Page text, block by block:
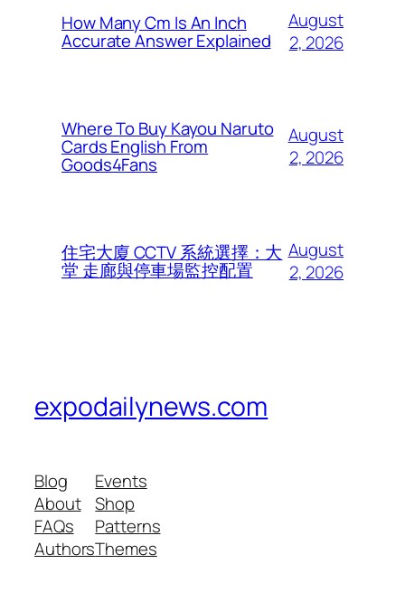
How Many Cm Is An Inch
Accurate Answer Explained
August
2, 2026
Where To Buy Kayou Naruto
Cards English From
Goods4Fans
August
2, 2026
住宅大廈 CCTV 系統選擇：大
堂 走廊與停車場監控配置
August
2, 2026
expodailynews.com
Blog
About
FAQs
Authors
Events
Shop
Patterns
Themes